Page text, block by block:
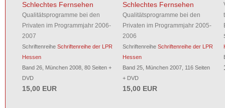
Schlechtes Fernsehen
Qualitätsprogramme bei den
Privaten im Programmjahr 2006-
2007
Schriftenreihe Schriftenreihe der LPR
Hessen
Band 26, München 2008, 80 Seiten +
DVD
15,00 EUR
Schlechtes Fernsehen
Qualitätsprogramme bei den
Privaten im Programmjahr 2005-
2006
SchriftenreiheSchriftenreihe der LPR
Hessen
Band 25, München 2007, 116 Seiten
+ DVD
15,00 EUR